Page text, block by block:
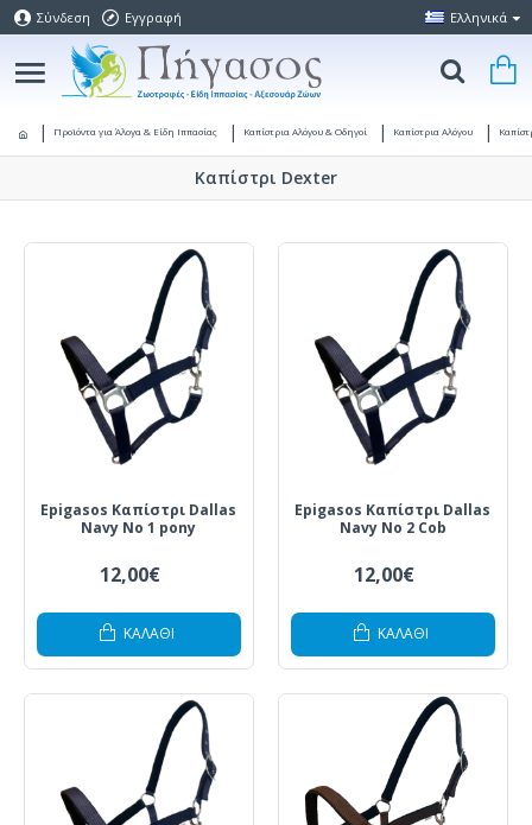
Σύνδεση Εγγραφή Ελληνικά
Προϊόντα για Άλογα & Είδη Ιππασίας Καπίστρια Αλόγου & Οδηγοί Καπίστρια Αλόγου
Καπίστρι Dexter
Epigasos Καπίστρι Dallas
Navy Νο 1 pony
12,00€
ΚΑΛΆΘΙ
Epigasos Καπίστρι Dallas
Navy Νο 2 Cob
12,00€
ΚΑΛΆΘΙ